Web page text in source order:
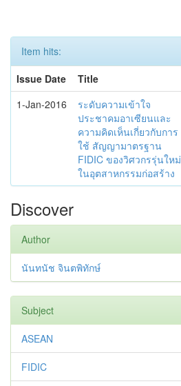
Item hits:
Issue Date
Title
1-Jan-2016
ระดับความเข้าใจ
ประชาคมอาเซียนและ
ความคิดเห็นเกี่ยวกับการ
ใช้ สัญญามาตรฐาน
FIDIC ของวิศวกรรุ่นใหม่
ในอุตสาหกรรมก่อสร้าง
Discover
Author
นันทนัช จินตพิทักษ์
Subject
ASEAN
FIDIC